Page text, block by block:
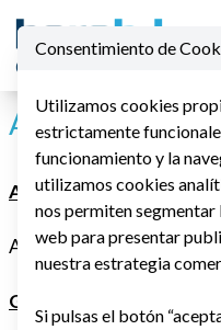
Accesibilidad
Accesibilidad
Actualizado: septiembre
General
Consentimiento de
Utilizamos cookies
estrictamente
funcionamiento y la
utilizamos cookies
nos permiten segmentar
web para presentar
nuestra estrategia
Si pulsas el botón